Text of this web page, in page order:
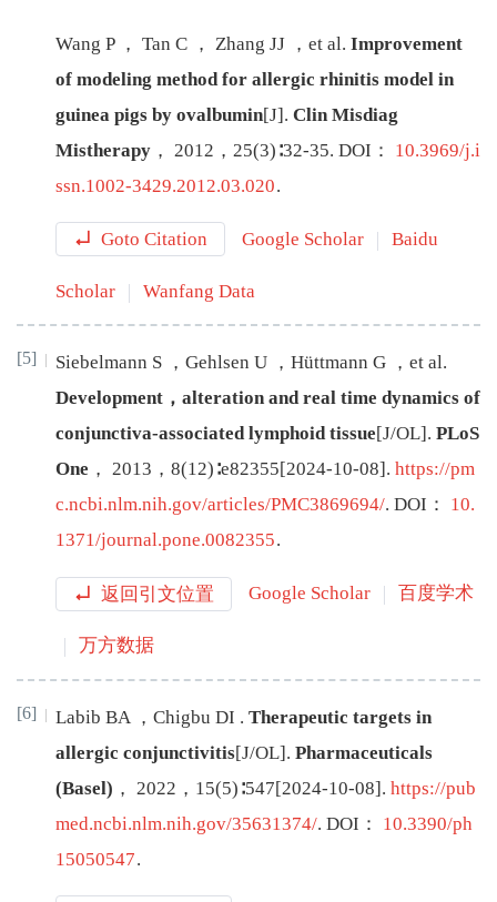
Wang P ， Tan C ， Zhang JJ ， et al. Improvement
of modeling method for allergic rhinitis model in
guinea pigs by ovalbumin[J]. Clin Misdiag
Mistherapy ， 2012 ， 25(3)∶32-35. DOI： 10.3969/j.i
ssn.1002-3429.2012.03.020.
Goto Citation Google Scholar Baidu
Scholar Wanfang Data
[5] Siebelmann S ， Gehlsen U ， Hüttmann G ， et al.
Development，alteration and real time dynamics of
conjunctiva-associated lymphoid tissue[J/OL] . PLoS
One ， 2013 ， 8(12)∶e82355[2024-10-08] . https://pm
c.ncbi.nlm.nih.gov/articles/PMC3869694/. DOI： 10.
1371/journal.pone.0082355.
返回引文位置 Google Scholar 百度学术
万方数据
[6] Labib BA ， Chigbu DI . Therapeutic targets in
allergic conjunctivitis[J/OL]. Pharmaceuticals
(Basel) ， 2022 ， 15(5)∶547[2024-10-08]. https://pub
med.ncbi.nlm.nih.gov/35631374/. DOI： 10.3390/ph
15050547.